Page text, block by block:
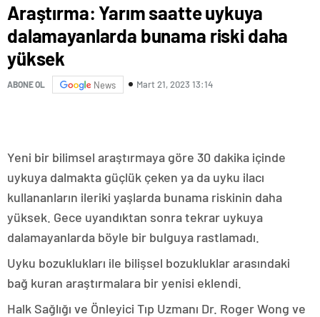
Araştırma: Yarım saatte uykuya
dalamayanlarda bunama riski daha
yüksek
ABONE OL News Mart 21, 2023 13:14
Yeni bir bilimsel araştırmaya göre 30 dakika içinde
uykuya dalmakta güçlük çeken ya da uyku ilacı
kullananların ileriki yaşlarda bunama riskinin daha
yüksek. Gece uyandıktan sonra tekrar uykuya
dalamayanlarda böyle bir bulguya rastlamadı.
Uyku bozuklukları ile bilişsel bozukluklar arasındaki
bağ kuran araştırmalara bir yenisi eklendi.
Halk Sağlığı ve Önleyici Tıp Uzmanı Dr. Roger Wong ve